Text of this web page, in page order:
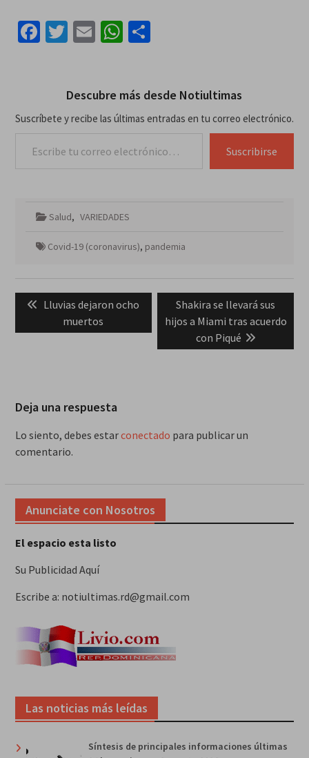
de sobrevivir a como dé
lugar, no es una resiliencia
constante y sonante,
Facebook
Twitter
EmailWhatsApp
Compartir
Descubre más desde Notiultimas
Suscríbete y recibe las últimas entradas en tu correo electrónico.
Suscribirse
Salud, VARIEDADES
Covid-19 (coronavirus), pandemia
de
entradas
Previous
post:
Lluvias dejaron ocho
muertos
Next
post:
Shakira se llevará sus
hijos a Miami tras acuerdo
con Piqué
Deja una respuesta
Lo siento, debes estarconectado para publicar un
comentario.
Anunciate con Nosotros
El espacio esta listo
Su Publicidad Aquí
Escribe a: notiultimas.rd@gmail.com
Las noticias más leídas
Síntesis de principales informaciones últimas